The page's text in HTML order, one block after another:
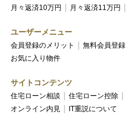
月々返済10万円
月々返済11万円
ユーザーメニュー
会員登録のメリット 無料会員登録
お気に入り物件
サイトコンテンツ
住宅ローン相談 住宅ローン控除
オンライン内見
IT重説について